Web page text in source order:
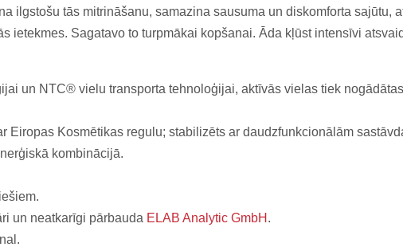
ilgstošu tās mitrināšanu, samazina sausuma un diskomforta sajūtu,
ietekmes. Sagatavo to turpmākai kopšanai. Āda kļūst intensīvi
un NTC® vielu transporta tehnoloģijai, aktīvās vielas tiek
Eiropas Kosmētikas regulu; stabilizēts ar daudzfunkcionālām
kombinācijā.
un neatkarīgi pārbauda ELAB Analytic GmbH .